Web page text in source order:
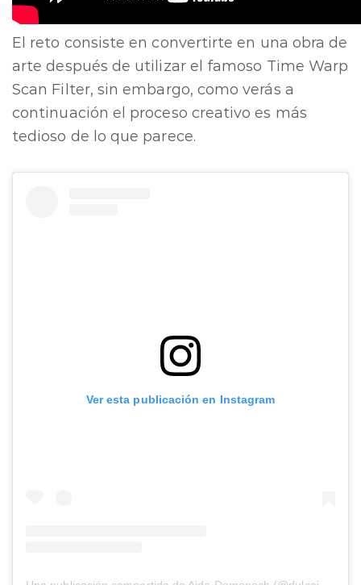
El reto consiste en convertirte en una obra de
arte después de utilizar el famoso Time Warp
Scan Filter, sin embargo, como verás a
continuación el proceso creativo es más
tedioso de lo que parece.
Ver esta publicación en Instagram